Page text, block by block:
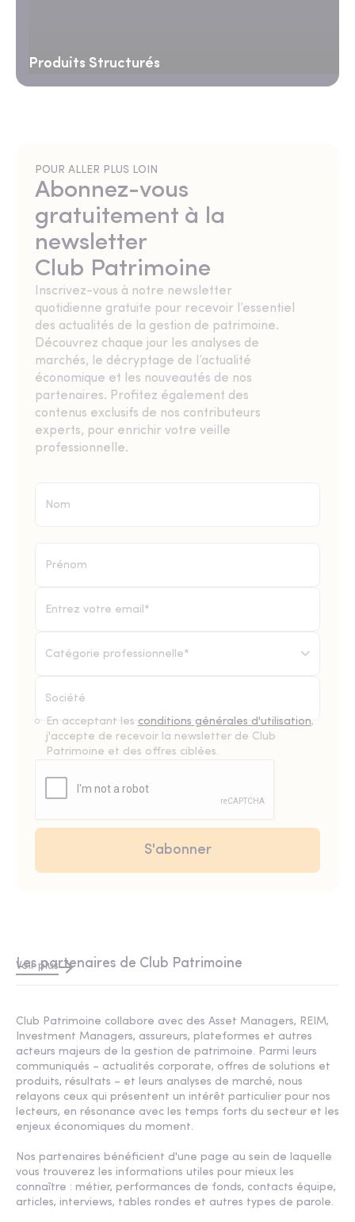
Produits Structurés
POUR ALLER PLUS LOIN
Abonnez-vous
gratuitement à la
newsletter
Club Patrimoine
Inscrivez-vous à notre newsletter
quotidienne gratuite pour recevoir l’essentiel
des actualités de la gestion de patrimoine.
Découvrez chaque jour les analyses de
marchés, le décryptage de l’actualité
économique et les nouveautés de nos
partenaires. Profitez également des
contenus exclusifs de nos contributeurs
experts, pour enrichir votre veille
professionnelle.
Catégorie professionnelle*
En acceptant les conditions générales d'utilisation,
j'accepte de recevoir la newsletter de Club
Patrimoine et des offres ciblées.
Les partenaires de Club Patrimoine
Voir plus
Club Patrimoine collabore avec des Asset Managers, REIM,
Investment Managers, assureurs, plateformes et autres
acteurs majeurs de la gestion de patrimoine. Parmi leurs
communiqués – actualités corporate, offres de solutions et
produits, résultats – et leurs analyses de marché, nous
relayons ceux qui présentent un intérêt particulier pour nos
lecteurs, en résonance avec les temps forts du secteur et les
enjeux économiques du moment.
Nos partenaires bénéficient d'une page au sein de laquelle
vous trouverez les informations utiles pour mieux les
connaître : métier, performances de fonds, contacts équipe,
articles, interviews, tables rondes et autres types de parole.